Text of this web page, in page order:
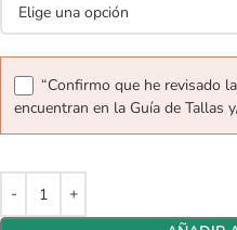
“Confirmo que he revisado
encuentran en la Guía de Tallas